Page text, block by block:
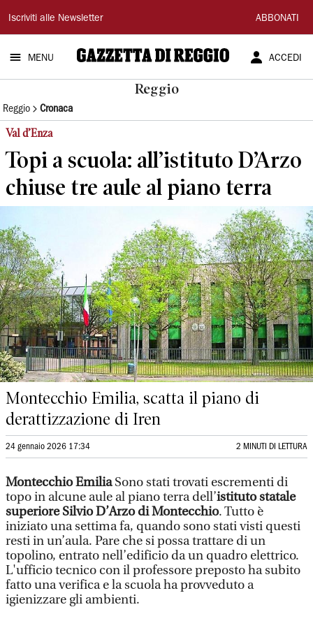
Gazzetta
di
Reggio
Iscriviti alle Newsletter ABBONATI
MENU ACCEDI
Reggio
Reggio Cronaca
Val d’Enza
Topi a scuola: all’istituto D’Arzo
chiuse tre aule al piano terra
Montecchio Emilia, scatta il piano di
derattizzazione di Iren
24 gennaio 2026 17:34 2 MINUTI DI LETTURA
Montecchio EmiliaSono stati trovati escrementi di
topo in alcune aule al piano terra dell’istituto statale
superiore Silvio D’Arzo di Montecchio. Tutto è
iniziato una settima fa, quando sono stati visti questi
resti in un’aula. Pare che si possa trattare di un
topolino, entrato nell’edificio da un quadro elettrico.
L'ufficio tecnico con il professore preposto ha subito
fatto una verifica e la scuola ha provveduto a
igienizzare gli ambienti.